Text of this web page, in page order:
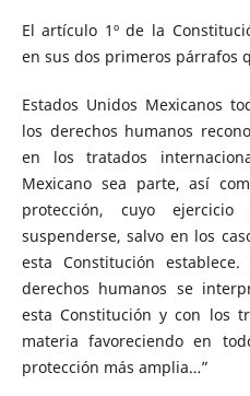
El artículo 1º de la
en sus dos primeros párrafos
Estados Unidos Mexicanos
los derechos humanos
en los tratados
Mexicano sea parte, así
protección, cuyo
suspenderse, salvo en los
esta Constitución
derechos humanos se
esta Constitución y con los
materia favoreciendo en
protección más amplia…”